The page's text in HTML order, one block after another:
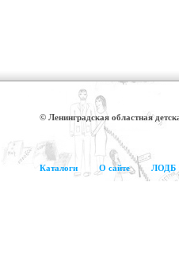
© Ленинградская областная
Каталоги О сайте ЛОДБ